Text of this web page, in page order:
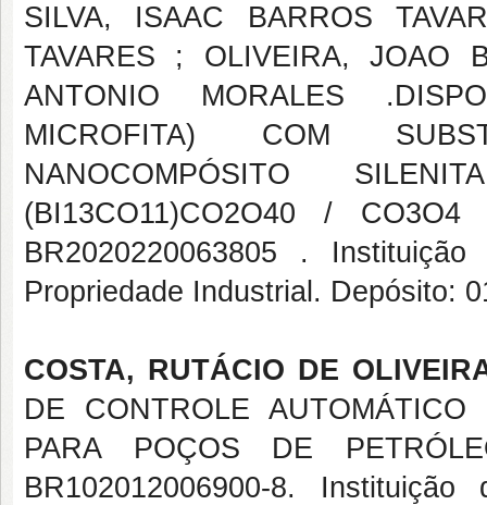
SILVA, ISAAC BARROS
TAVARES ; OLIVEIRA, JOAO
ANTONIO MORALES
MICROFITA) COM
NANOCOMPÓSITO
(BI13CO11)CO2O40 /
BR2020220063805 .
Propriedade Industrial. Depósito:
COSTA, RUTÁCIO DE
DE CONTROLE
PARA POÇOS DE
BR102012006900-8.